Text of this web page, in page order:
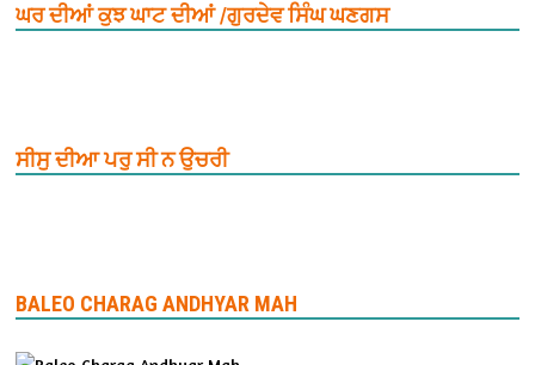
ਘਰ ਦੀਆਂ ਕੁਝ ਘਾਟ ਦੀਆਂ /ਗੁਰਦੇਵ ਸਿੰਘ ਘਣਗਸ
ਸੀਸੁ ਦੀਆ ਪਰੁ ਸੀ ਨ ਉਚਰੀ
BALEO CHARAG ANDHYAR MAH